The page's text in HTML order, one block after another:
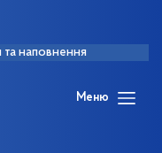
та наповнення
Меню